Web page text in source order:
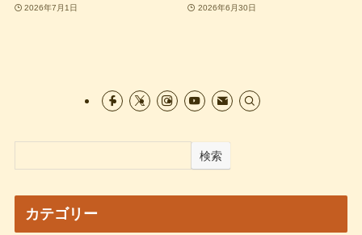
2026年7月1日 2026年6月30日
検索
カテゴリー